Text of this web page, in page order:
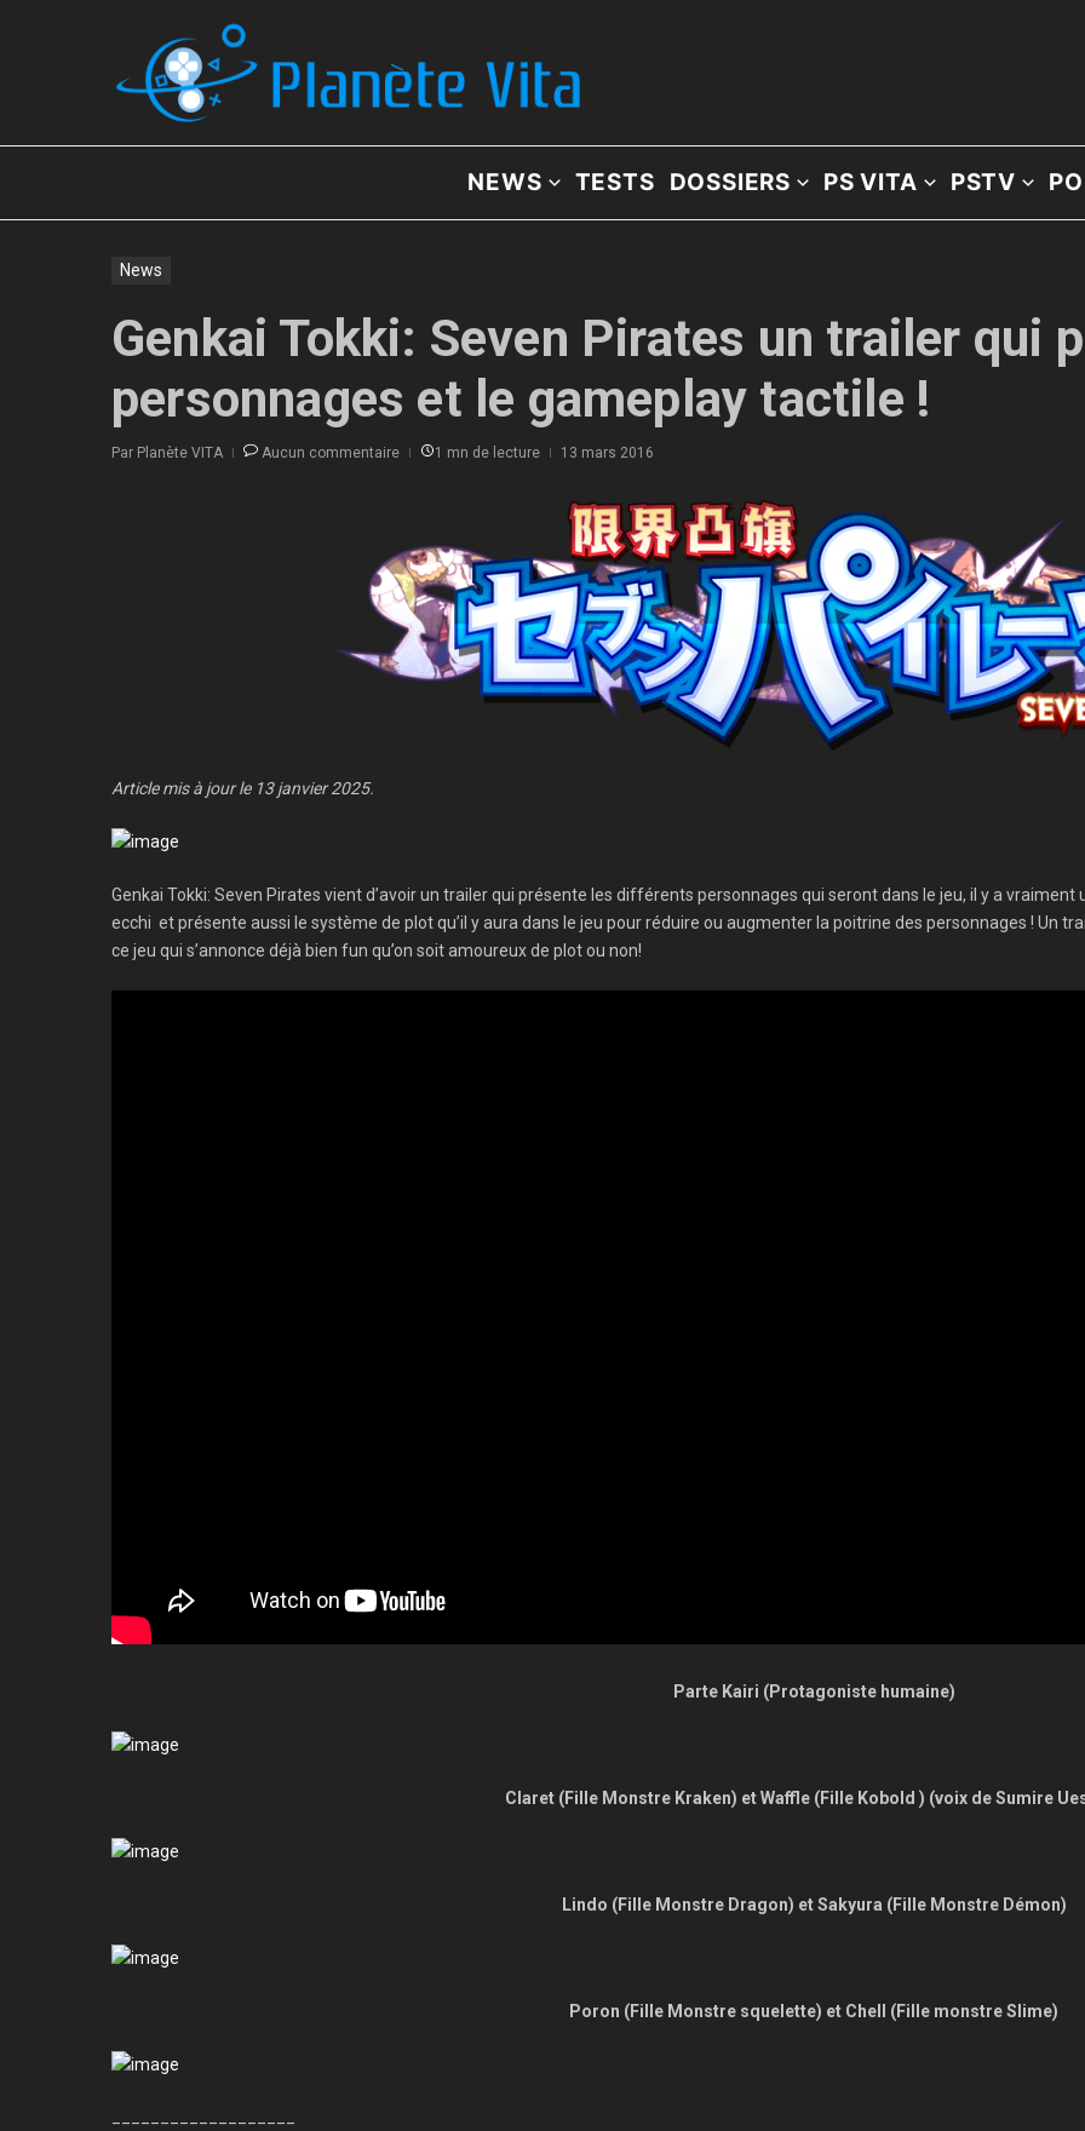
NEWS TESTS DOSSIERS PS VITA PSTV
News
Genkai Tokki: Seven Pirates un trailer qui
personnages et le gameplay tactile !
Par Planète VITA Aucun commentaire 1 mn de lecture 13 mars 2016
Article mis à jour le 13 janvier 2025.
Genkai Tokki: Seven Pirates vient d’avoir un trailer qui présente les différents personnages qui seront dans le jeu, il y a
ecchi et présente aussi le système de plot qu’il y aura dans le jeu pour réduire ou augmenter la poitrine des personnages ! Un
ce jeu qui s’annonce déjà bien fun qu’on soit amoureux de plot ou non!
Parte Kairi (Protagoniste humaine)
Claret (Fille Monstre Kraken) et Waffle (Fille Kobold ) (voix de Sumire
Lindo (Fille Monstre Dragon) et Sakyura (Fille Monstre Démon)
Poron (Fille Monstre squelette) et Chell (Fille monstre Slime)